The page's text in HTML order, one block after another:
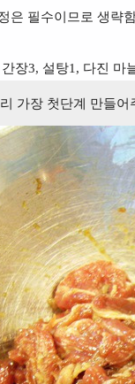
은 필수이므로 생략
장3, 설탕1, 다진 마
가장 첫단계 만들어